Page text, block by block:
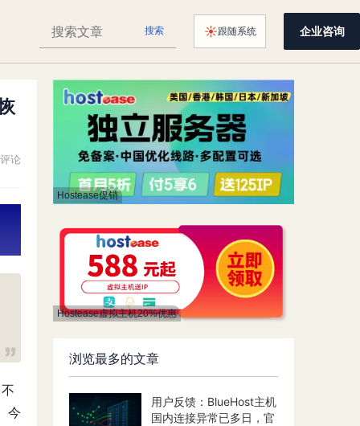
颜色主题：
☀跟随系统
索
HostingWiki
搜索 企业咨询
评论
今
Hostease促销
Hostease虚拟主机20%优惠
浏览最多的文章
用户反馈：BlueHost主机
国内连接异常已多日，官